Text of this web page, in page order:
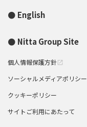
English
Nitta Group Site
個人情報保護方針 open_in_new
ソーシャルメディアポリシー
クッキーポリシー
サイトご利用にあたって